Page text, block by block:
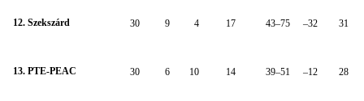
12. Szekszárd 30 9 4 17 43–75 –32 31
13. PTE-PEAC 30 6 10 14 39–51 –12 28